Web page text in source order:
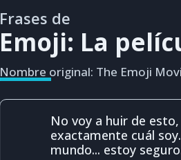
Frases de
Emoji: La
Nombre original: The Emoji
No voy a huir de
exactamente cuál
mundo... estoy